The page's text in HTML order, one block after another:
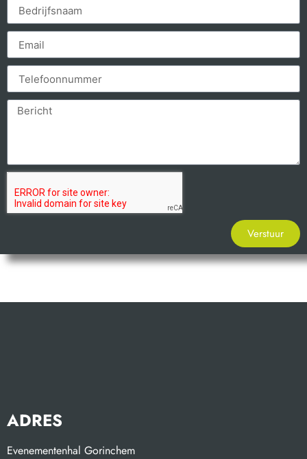
Verstuur
ADRES
Evenementenhal Gorinchem